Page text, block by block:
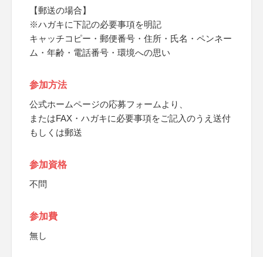
【郵送の場合】
※ハガキに下記の必要事項を明記
キャッチコピー・郵便番号・住所・氏名・ペンネー
ム・年齢・電話番号・環境への思い
参加方法
公式ホームページの応募フォームより、
またはFAX・ハガキに必要事項をご記入のうえ送付
もしくは郵送
参加資格
不問
参加費
無し